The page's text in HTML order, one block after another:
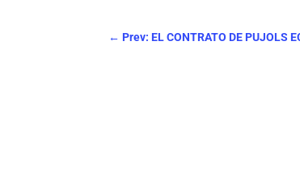
← Prev: EL CONTRATO DE PUJOLS